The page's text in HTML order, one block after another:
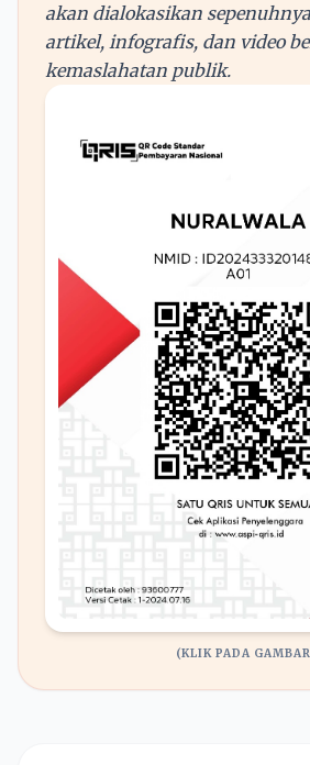
akan dialokasikan
artikel, infografis, dan video
kemaslahatan publik.
(KLIK PADA